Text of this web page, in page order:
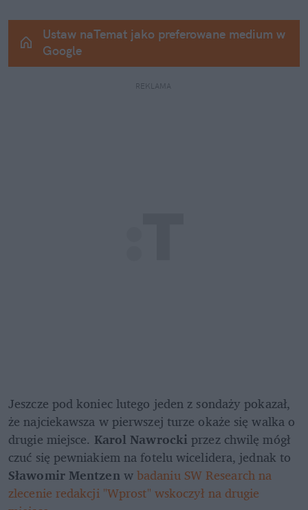
Ustaw naTemat jako preferowane medium w
Google
REKLAMA
Jeszcze pod koniec lutego jeden z sondaży pokazał,
że najciekawsza w pierwszej turze okaże się walka o
drugie miejsce. Karol Nawrocki przez chwilę mógł
Sławomir Mentzen w badaniu SW Research na
zlecenie redakcji "Wprost" wskoczył na drugie